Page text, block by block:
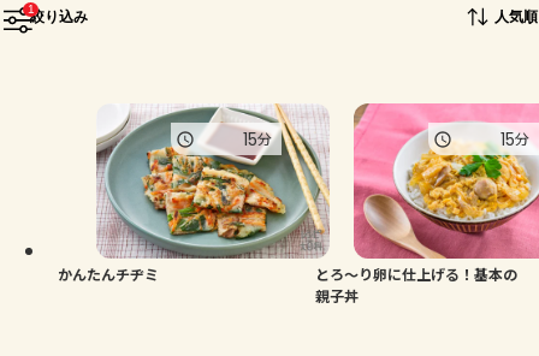
トーク
よくあるお問い合わせ
お買い物
1絞り込み 人気順
かんたんチヂミ
15分
とろ～り卵に仕上げる！基本の
親子丼
15分